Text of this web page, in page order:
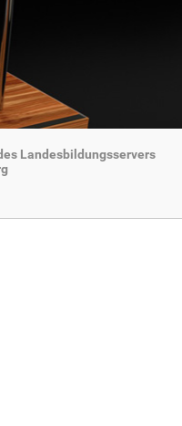
Landesbildungsservers